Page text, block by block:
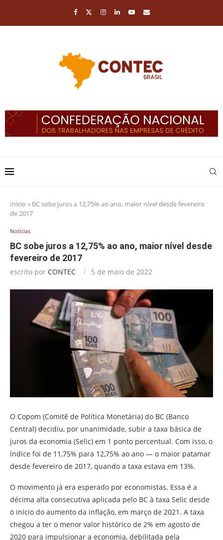
Início » BC sobe juros a 12,75% ao ano, maior nível desde fevereiro
de 2017
Notícias
BC sobe juros a 12,75% ao ano, maior nível desde
fevereiro de 2017
escrito por CONTEC 5 de maio de 2022
O Copom (Comitê de Política Monetária) do BC (Banco
Central) decidiu, por unanimidade, subir a taxa básica de
juros da economia (Selic) em 1 ponto percentual. Com isso, o
índice foi de 11,75% para 12,75% ao ano — o maior patamar
desde fevereiro de 2017, quando a taxa estava em 13%.
O movimento já era esperado por economistas. Essa é a
décima alta consecutiva aplicada pelo BC à taxa Selic desde
o início do aumento da inflação, em março de 2021. A taxa
chegou a ter o menor valor histórico de 2% em agosto de
2020 para impulsionar a economia, debilitada pela